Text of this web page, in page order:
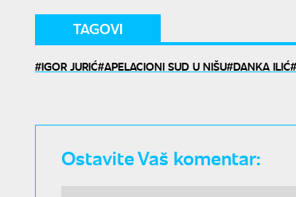
TAGOVI
IGOR JURIĆ APELACIONI SUD U NIŠU DANKA ILIĆ
Ostavite Vaš komentar: